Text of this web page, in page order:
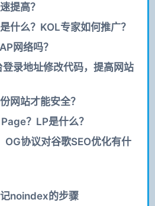
提高？
什么？KOL专家如何推广？
网络吗？
录地址修改代码，提高网站
网站才能安全？
？LP是什么？
OG协议对谷歌SEO优化有什
noindex的步骤